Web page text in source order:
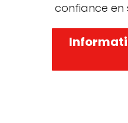
confiance en